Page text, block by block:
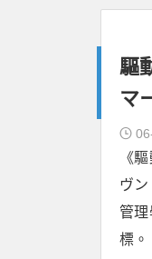
驅
マ
《
ヴ
管理
標。